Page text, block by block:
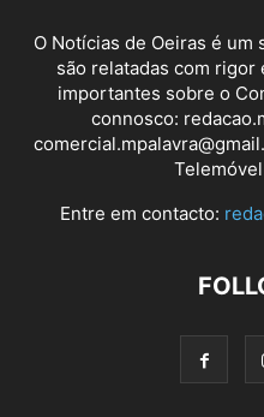
O Notícias de Oeiras é
são relatadas com rigor
importantes sobre o
connosco:
Entre em contacto: